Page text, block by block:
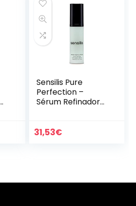
Sensilis Pure
Perfection –
Sérum Refinador
31,53€